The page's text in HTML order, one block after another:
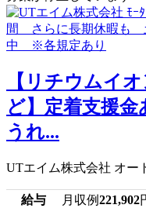
【リチウムイ
ど】定着支援
うれ...
UTエイム株式会社 オー
給与 月収例221,902